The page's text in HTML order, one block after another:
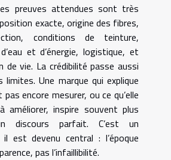
preuves attendues sont très
exacte, origine des fibres,
conditions de teinture,
et d’énergie, logistique, et
vie. La crédibilité passe aussi
Une marque qui explique
pas encore mesurer, ou ce qu’elle
améliorer, inspire souvent plus
discours parfait. C’est un
il est devenu central : l’époque
pas l’infaillibilité.